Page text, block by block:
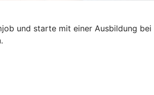
und starte mit einer Ausbildung bei